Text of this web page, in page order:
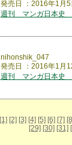
発売日 ：2016年1月
週刊 マンガ日本史
nihonshik_047
発売日 ：2016年1月
週刊 マンガ日本史
[1] [2] [3] [4] [5] [6] [7]
[29] [30] [31]